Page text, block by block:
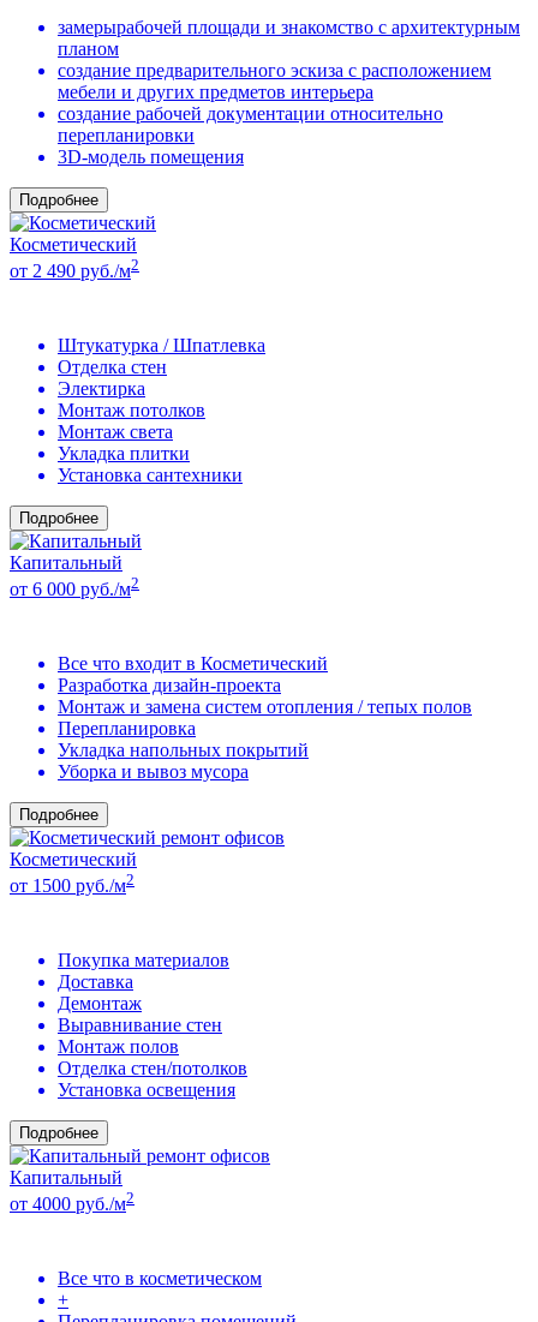
замерырабочей площади и знакомство с архитектурным
планом
создание предварительного эскиза с расположением
мебели и других предметов интерьера
создание рабочей документации относительно
перепланировки
3D-модель помещения
Подробнее
Косметический
от 2 490 руб./м2
Штукатурка / Шпатлевка
Отделка стен
Электирка
Монтаж потолков
Монтаж света
Укладка плитки
Установка сантехники
Подробнее
Капитальный
от 6 000 руб./м2
Все что входит в Косметический
Разработка дизайн-проекта
Монтаж и замена систем отопления / тепых полов
Перепланировка
Укладка напольных покрытий
Уборка и вывоз мусора
Подробнее
Косметический
от 1500 руб./м2
Покупка материалов
Доставка
Демонтаж
Выравнивание стен
Монтаж полов
Отделка стен/потолков
Установка освещения
Подробнее
Капитальный
от 4000 руб./м2
Все что в косметическом
+